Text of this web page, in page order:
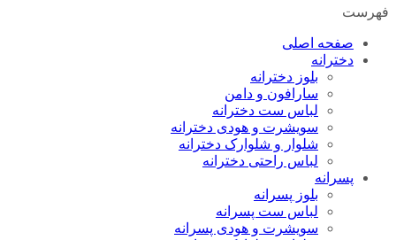
فهرست
صفحه اصلی
دخترانه
بلوز دخترانه
سارافون و دامن
لباس ست دخترانه
سویشرت و هودی دخترانه
شلوار و شلوارک دخترانه
لباس راحتی دخترانه
پسرانه
بلوز پسرانه
لباس ست پسرانه
سویشرت و هودی پسرانه